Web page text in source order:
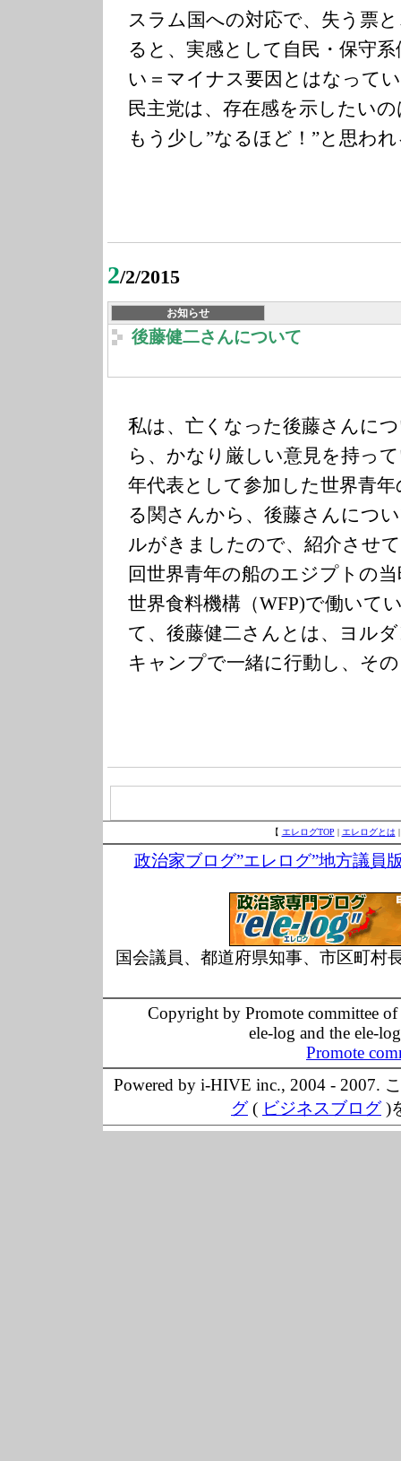
スラム国への対応で、失う票
ると、実感として自民・保守
い＝マイナス要因とはなって
民主党は、存在感を示したい
もう少し”なるほど！”と思わ
2/2/2015
お知らせ
後藤健二さんについて
私は、亡くなった後藤さんに
ら、かなり厳しい意見を持っ
年代表として参加した世界青
る関さんから、後藤さんにつ
ルがきましたので、紹介させ
回世界青年の船のエジプトの
世界食料機構（WFP)で働いて
て、後藤健二さんとは、ヨル
キャンプで一緒に行動し、そ
【 エレログTOP | エレログとは
政治家ブログ”エレログ”地方議員
国会議員、都道府県知事、市区町村
Copyright by Promote committee
ele-log and the ele-
Promote
Powered by i-HIVE inc., 2004 - 2007.
グ( ビジネスブログ)